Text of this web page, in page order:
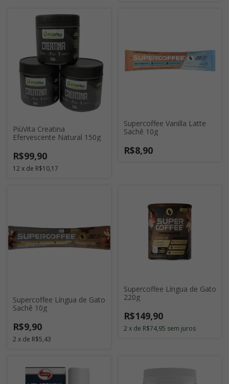
PiùVita Creatina
Efervescente Natural 150g
R$99,90
12 x de R$10,17
Supercoffee Vanilla Latte
Sachê 10g
R$8,90
Supercoffee Língua de Gato
Sachê 10g
R$9,90
2 x de R$5,43
Supercoffee Língua de Gato
220g
R$149,90
2 x de R$74,95 sem juros